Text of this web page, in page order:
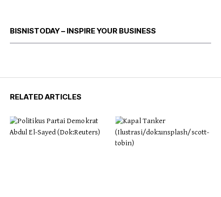
BISNISTODAY – INSPIRE YOUR BUSINESS
RELATED ARTICLES